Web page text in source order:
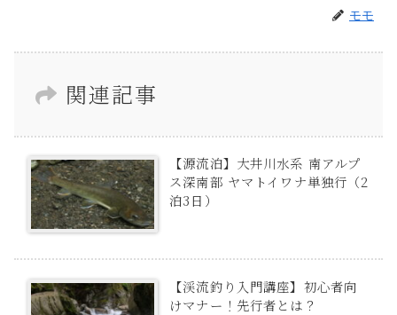
モモ
関連記事
【源流泊】大井川水系 南アルプ
ス深南部 ヤマトイワナ単独行（2
泊3日）
【渓流釣り入門講座】初心者向
けマナー！先行者とは？